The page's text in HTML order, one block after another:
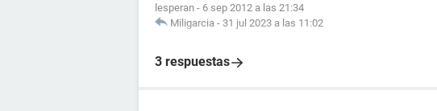
lesperan - 6 sep 2012 a las 21:34
Miligarcia - 31 jul 2023 a las 11:02
3 respuestas